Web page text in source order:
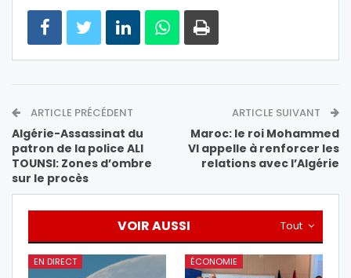
ARTICLE PRÉCÉDENT
Algérie-Assassinat du
patron de la police ALI
TOUNSI: Zones d’ombre
sur le procès
ARTICLE SUIVANT
Maroc: le roi Mohammed
VI appelle à renforcer les
relations avec l’Algérie
Tout
VOIR AUSSI
EN DIRECT ÉCONOMIE